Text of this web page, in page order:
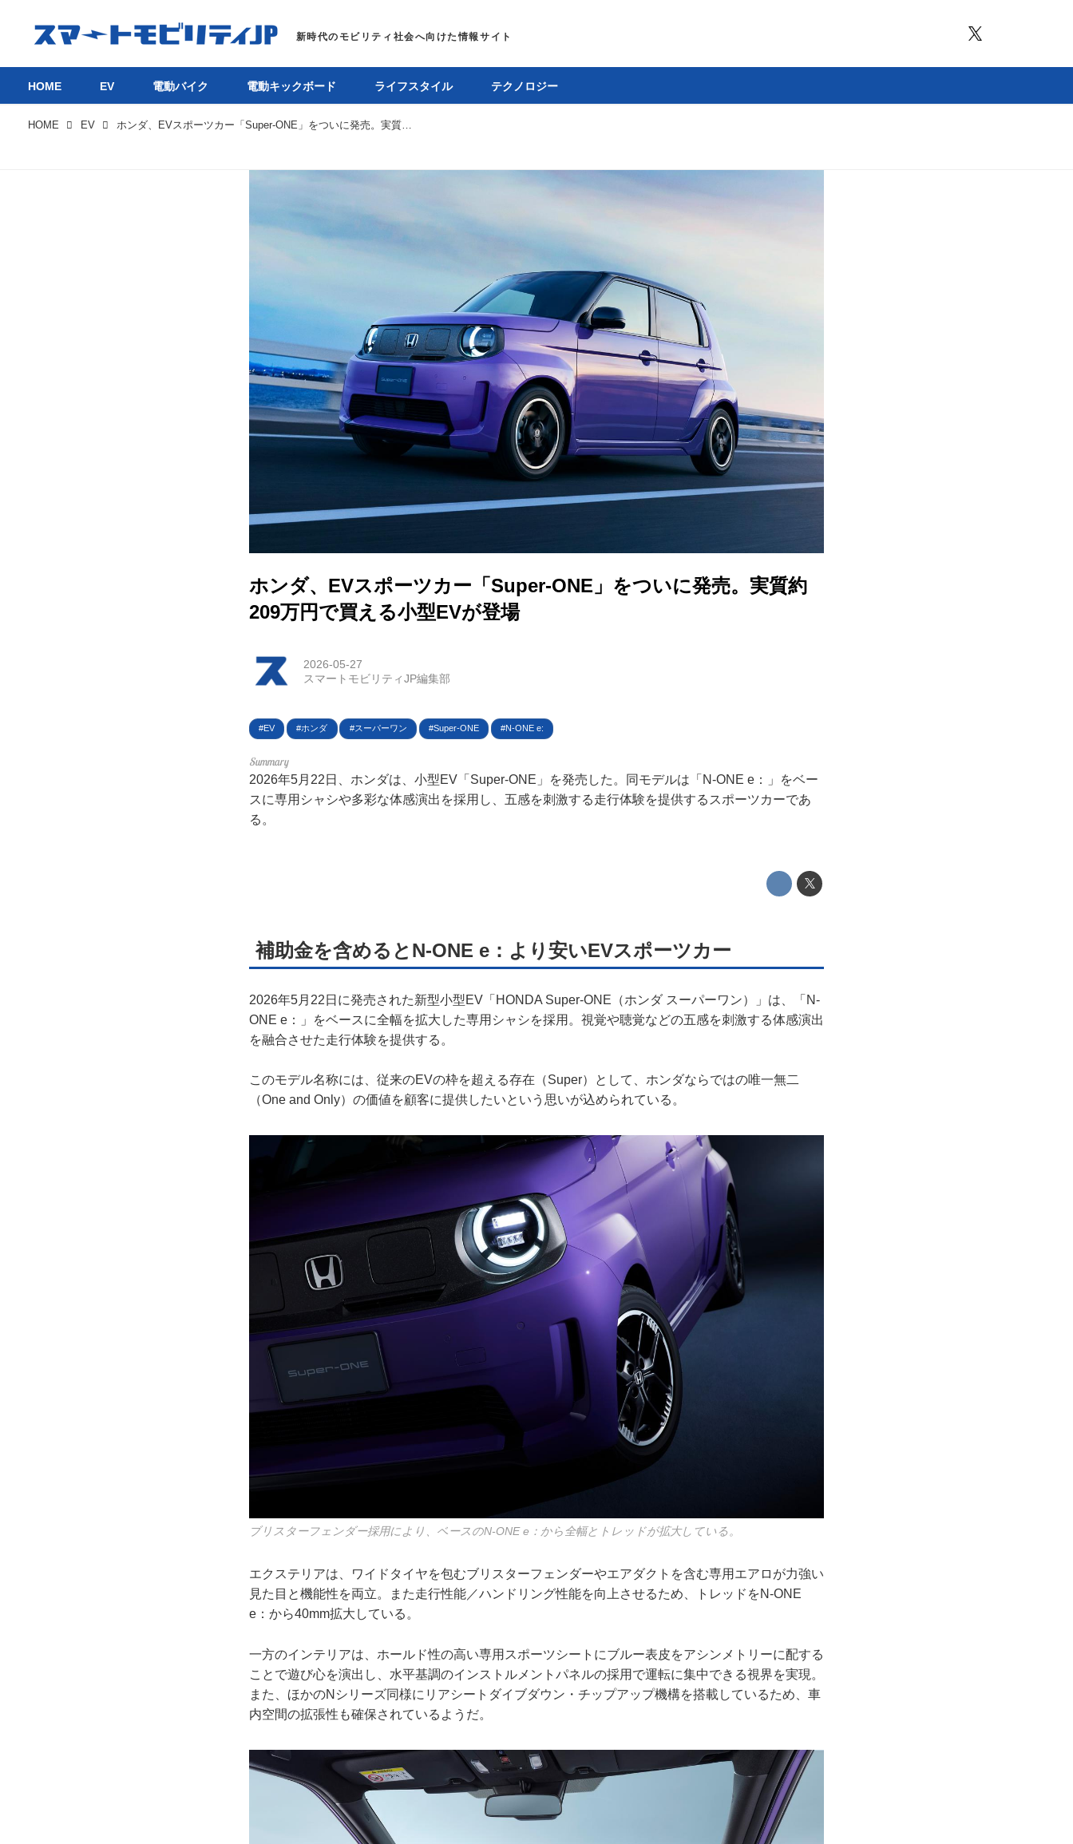
HOME
EV
電動キックボード
テクノロジー
運営会社
利用規約
ライター名簿
HOME EV 電動バイク 電動キックボード ライフスタイル テクノロジー
HOME EV ホンダ、EVスポーツカー「Super-ONE」をついに発売。実質約209万円で買える小型EVが登場
ホンダ、EVスポーツカー「Super-ONE」をついに発売。実質約
209万円で買える小型EVが登場
2026-05-27
スマートモビリティJP編集部
EV ホンダ スーパーワン Super-ONE N-ONE e:
2026年5月22日、ホンダは、小型EV「Super-ONE」を発売した。同モデルは「N-ONE e：」をベー
スに専用シャシや多彩な体感演出を採用し、五感を刺激する走行体験を提供するスポーツカーであ
る。
補助金を含めるとN-ONE e：より安いEVスポーツカー
2026年5月22日に発売された新型小型EV「HONDA Super-ONE（ホンダ スーパーワン）」は、「N-
ONE e：」をベースに全幅を拡大した専用シャシを採用。視覚や聴覚などの五感を刺激する体感演出
を融合させた走行体験を提供する。
このモデル名称には、従来のEVの枠を超える存在（Super）として、ホンダならではの唯一無二
（One and Only）の価値を顧客に提供したいという思いが込められている。
ブリスターフェンダー採用により、ベースのN-ONE e：から全幅とトレッドが拡大している。
エクステリアは、ワイドタイヤを包むブリスターフェンダーやエアダクトを含む専用エアロが力強い
見た目と機能性を両立。また走行性能／ハンドリング性能を向上させるため、トレッドをN-ONE
e：から40mm拡大している。
一方のインテリアは、ホールド性の高い専用スポーツシートにブルー表皮をアシンメトリーに配する
ことで遊び心を演出し、水平基調のインストルメントパネルの採用で運転に集中できる視界を実現。
また、ほかのNシリーズ同様にリアシートダイブダウン・チップアップ機構を搭載しているため、車
内空間の拡張性も確保されているようだ。